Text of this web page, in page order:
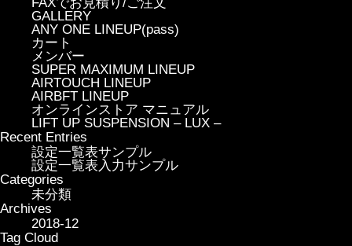
GALLERY
ANY ONE LINEUP(pass)
カート
メンバー
SUPER MAXIMUM LINEUP
AIRTOUCH LINEUP
AIRBFT LINEUP
オンラインストア マニュアル
LIFT UP SUSPENSION – LUX –
Recent Entries
設定一覧表サンプル
設定一覧表入力サンプル
Categories
未分類
Archives
2018-12
Tag Cloud